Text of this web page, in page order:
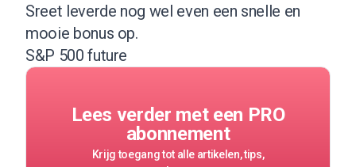
Sreet leverde nog wel even een snelle en
mooie bonus op.
S&P 500 future
Lees verder met een PRO
abonnement
Krijg toegang tot alle artikelen, tips,